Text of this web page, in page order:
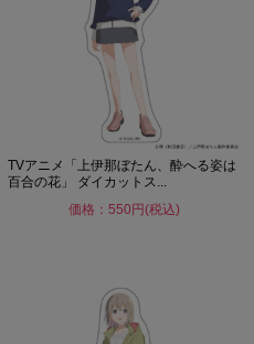
TVアニメ「上伊那ぼたん、酔へる姿は
百合の花」 ダイカットス...
価格：550円(税込)